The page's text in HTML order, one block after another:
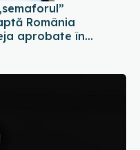
România
aprobate în